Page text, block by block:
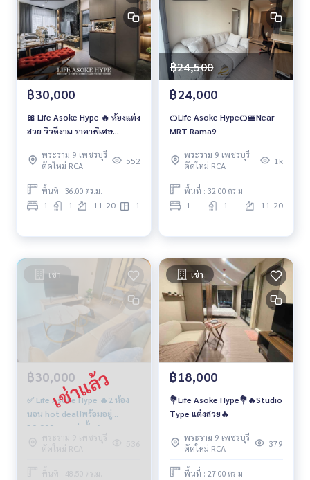
฿30,000
🎀 Life Asoke Hype 🔥 ห้องแต่ง
สวย วิวดีงาม ราคาพิเศษ
พระราม 9 เพชรบุรี
ตัดใหม่ RCA
552
พื้นที่ : 36.00 ตร.ม.
1 1 11-20 1
฿24,500
฿24,000
🍊Life Asoke Hype🍊🚝Near
MRT Rama9
พระราม 9 เพชรบุรี
ตัดใหม่ RCA
1k
พื้นที่ : 32.00 ตร.ม.
1 1 11-20
เช่า
฿30,000
✅ Life Asoke Hype 🔥2 ห้อง
นอน hot deal!พร้อมอยู่
30,000 บาทเท่านั้น🔥
พระราม 9 เพชรบุรี
ตัดใหม่ RCA
536
พื้นที่ : 48.50 ตร.ม.
เช่า
฿18,000
💐Life Asoke Hype💐🔥Studio
Type แต่งสวย🔥
พระราม 9 เพชรบุรี
ตัดใหม่ RCA
379
พื้นที่ : 27.00 ตร.ม.